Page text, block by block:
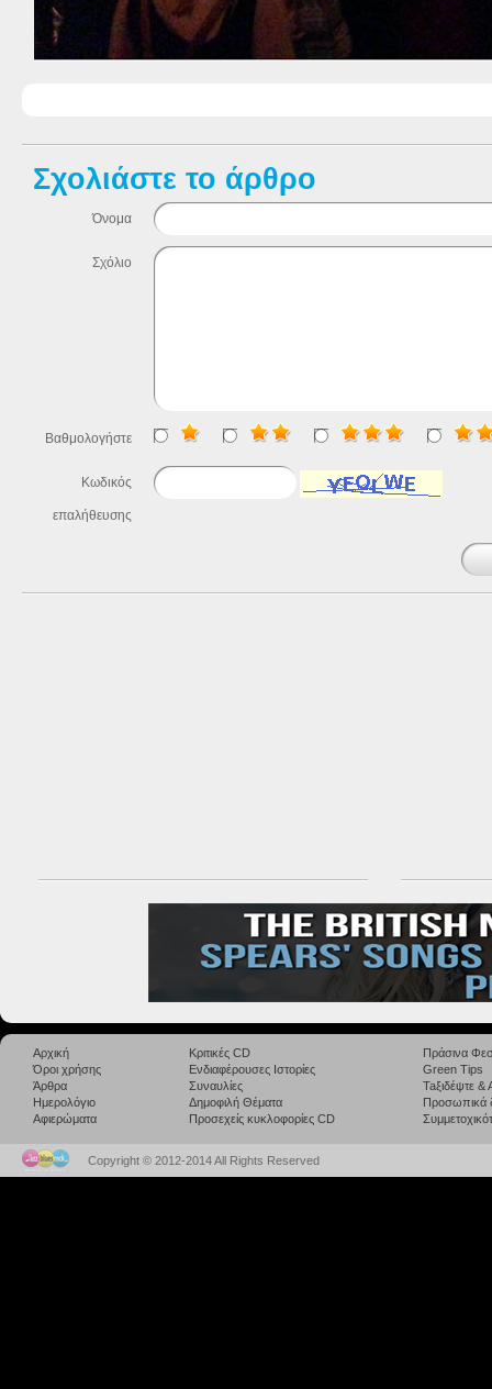
Σχολιάστε το άρθρο
Όνομα
Σχόλιο
Βαθμολογήστε
Κωδικός
επαλήθευσης
Αρχική
Όροι χρήσης
Άρθρα
Ημερολόγιο
Αφιερώματα
Κριτικές CD
Ενδιαφέρουσες Ιστορίες
Συναυλίες
Δημοφιλή Θέματα
Προσεχείς κυκλοφορίες CD
Πράσινα
Green Tips
Taξιδέψτε
Προσωπικά
Copyright © 2012-2014 All Rights Reserved